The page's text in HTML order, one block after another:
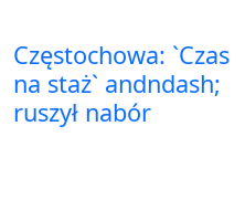
Częstochowa: `Czas
na staż` andndash;
ruszył nabór